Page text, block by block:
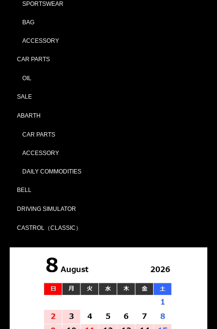
SPORTSWEAR
BAG
ACCESSORY
CAR PARTS
OIL
SALE
ABARTH
CAR PARTS
ACCESSORY
DAILY COMMODITIES
BELL
DRIVING SIMULATOR
CASTROL（CLASSIC）